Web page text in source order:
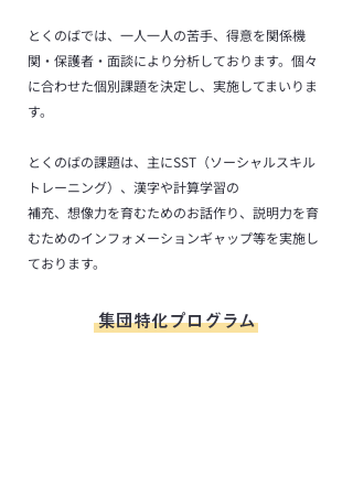
とくのばでは、一人一人の苦手、得意を関係機
関・保護者・面談により分析しております。個々
に合わせた個別課題を決定し、 実施してまいりま
す。
とくのばの課題は、主にSST（ソーシャルスキル
トレーニング）、漢字や計算学習の
補充、想像力を育むためのお話作り、説明力を育
むためのインフォメーションギャップ等を実施し
ております。​​
集団特化プログラム